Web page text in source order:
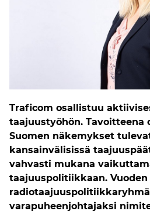
Traficom osallistuu
taajuustyöhön. Tavoitteena
Suomen näkemykset
kansainvälisissä
vahvasti mukana
taajuuspolitiikkaan. Vuoden
varapuheenjohtajaksi